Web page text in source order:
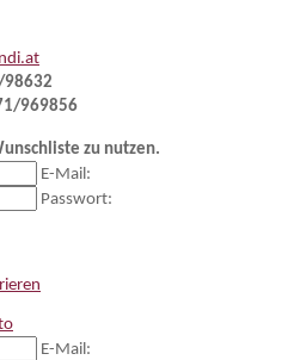
969856
zu nutzen.
E-Mail:
Passwort:
E-Mail: